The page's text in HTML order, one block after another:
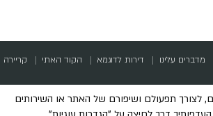
מדברים עלינו דירות לדוגמא הקוד האתי קריירה